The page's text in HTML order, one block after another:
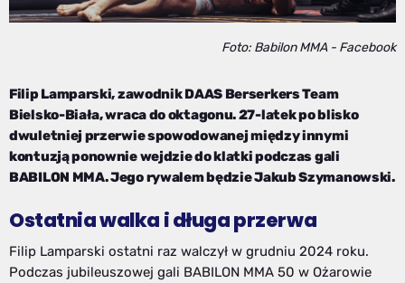
Foto: Babilon MMA - Facebook
Filip Lamparski, zawodnik DAAS Berserkers Team
Bielsko-Biała, wraca do oktagonu. 27-latek po blisko
dwuletniej przerwie spowodowanej między innymi
kontuzją ponownie wejdzie do klatki podczas gali
BABILON MMA. Jego rywalem będzie Jakub Szymanowski.
Ostatnia walka i długa przerwa
Filip Lamparski ostatni raz walczył w grudniu 2024 roku.
Podczas jubileuszowej gali BABILON MMA 50 w Ożarowie